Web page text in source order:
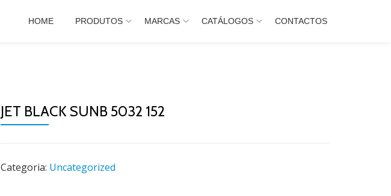
HOME PRODUTOS MARCAS CATÁLOGOS CONTACTOS
JET BLACK SUNB 5032 152
Categoria: Uncategorized